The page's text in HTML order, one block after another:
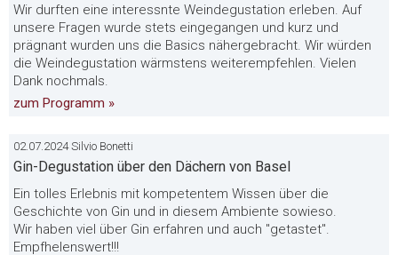
Wir durften eine interessnte Weindegustation erleben. Auf
unsere Fragen wurde stets eingegangen und kurz und
prägnant wurden uns die Basics nähergebracht. Wir würden
die Weindegustation wärmstens weiterempfehlen. Vielen
Dank nochmals.
zum Programm »
02.07.2024 Silvio Bonetti
Gin-Degustation über den Dächern von Basel
Ein tolles Erlebnis mit kompetentem Wissen über die
Geschichte von Gin und in diesem Ambiente sowieso.
Wir haben viel über Gin erfahren und auch "getastet".
Empfhelenswert!!!